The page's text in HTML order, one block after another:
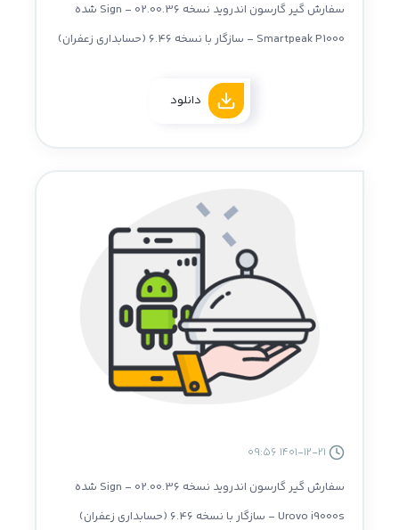
سفارش گیر گارسون اندروید نسخه 02.00.36 - Sign شده
Smartpeak P1000 - سازگار با نسخه 6.46 (حسابداری زعفران)
دانلود
سفارش گیر گارسون اندروید نسخه 02.00.36 - Sign شده
Urovo i9000s - سازگار با نسخه 6.46 (حسابداری زعفران)